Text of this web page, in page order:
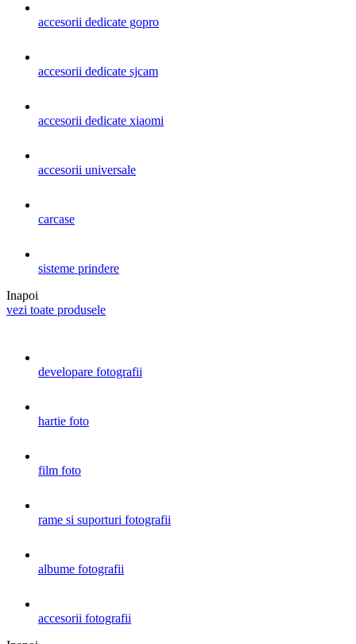
accesorii dedicate gopro
accesorii dedicate sjcam
accesorii dedicate xiaomi
accesorii universale
carcase
sisteme prindere
Inapoi
vezi toate produsele
developare fotografii
hartie foto
film foto
rame si suporturi fotografii
albume fotografii
accesorii fotografii